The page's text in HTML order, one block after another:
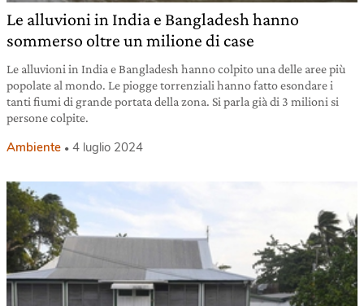
Le alluvioni in India e Bangladesh hanno
sommerso oltre un milione di case
Le alluvioni in India e Bangladesh hanno colpito una delle aree più
popolate al mondo. Le piogge torrenziali hanno fatto esondare i
tanti fiumi di grande portata della zona. Si parla già di 3 milioni si
persone colpite.
Ambiente 4 luglio 2024